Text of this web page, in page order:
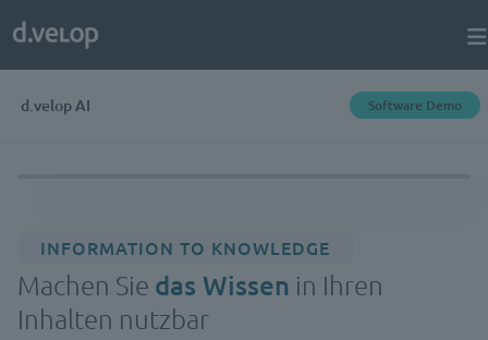
d.velop AI Software Demo
INFORMATION TO KNOWLEDGE
Machen Sie das Wissen in Ihren
Inhalten nutzbar